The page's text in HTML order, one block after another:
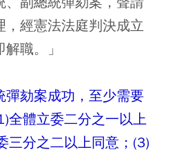
，經憲法法庭判決成立
職。」
彈劾案成功，至少需要
全體立委二分之一以上
三分之二以上同意；(3)